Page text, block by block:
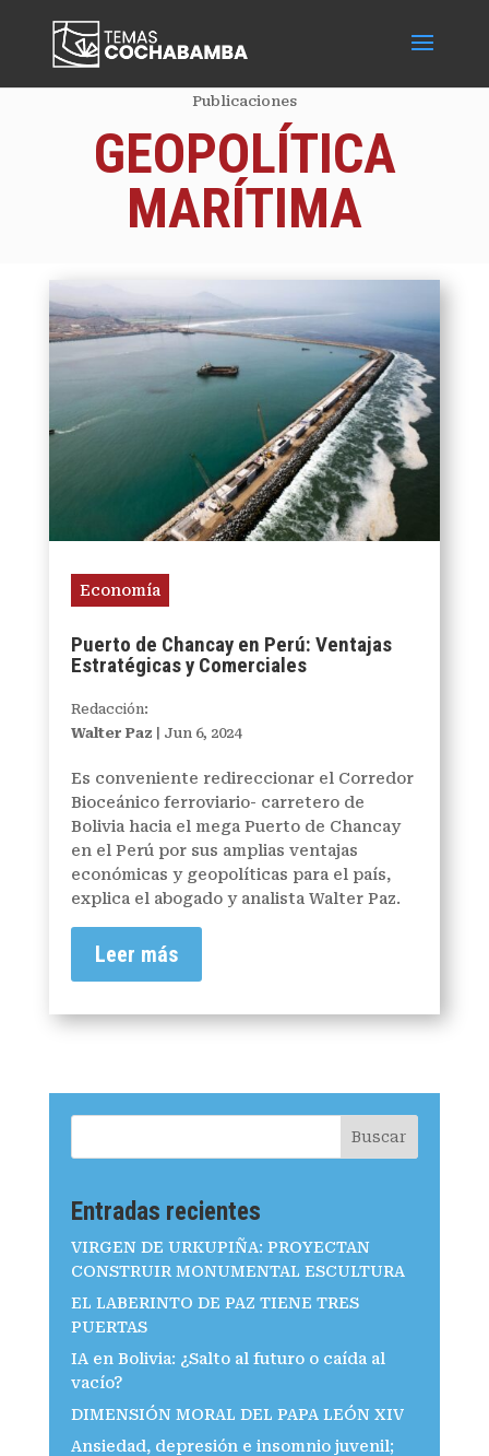
Publicaciones
GEOPOLÍTICA
MARÍTIMA
Economía
Puerto de Chancay en Perú: Ventajas
Estratégicas y Comerciales
Redacción:
Walter Paz Jun 6, 2024
Es conveniente redireccionar el Corredor
Bioceánico ferroviario- carretero de
Bolivia hacia el mega Puerto de Chancay
en el Perú por sus amplias ventajas
económicas y geopolíticas para el país,
explica el abogado y analista Walter Paz.
Leer más
Buscar
Entradas recientes
VIRGEN DE URKUPIÑA: PROYECTAN
CONSTRUIR MONUMENTAL ESCULTURA
EL LABERINTO DE PAZ TIENE TRES
PUERTAS
IA en Bolivia: ¿Salto al futuro o caída al
vacío?
DIMENSIÓN MORAL DEL PAPA LEÓN XIV
Ansiedad, depresión e insomnio juvenil;